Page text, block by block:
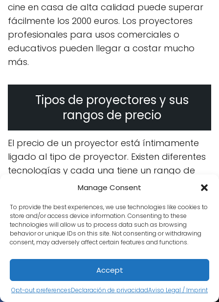
Manage Consent
To provide the best experiences, we use technologies like cookies to
store and/or access device information. Consenting to these
technologies will allow us to process data such as browsing
behavior or unique IDs on this site. Not consenting or withdrawing
consent, may adversely affect certain features and functions.
Accept
Opt-out preferencesDeclaración de privacidadAviso Legal / Imprint
cine en casa de alta calidad puede superar
fácilmente los 2000 euros. Los proyectores
profesionales para usos comerciales o
educativos pueden llegar a costar mucho
más.
Tipos de proyectores y sus
rangos de precio
El precio de un proyector está íntimamente
ligado al tipo de proyector. Existen diferentes
tecnologías y cada una tiene un rango de
Por ejemplo, los proyectores DLP (Digital Light
Processing) suelen ser más resistentes y
ofrecer mejor contraste, pero pueden ser
algo más caros que los LCD (Liquid Crystal
Display), que ofrecen colores más vibrantes
pero a veces con un menor contraste.